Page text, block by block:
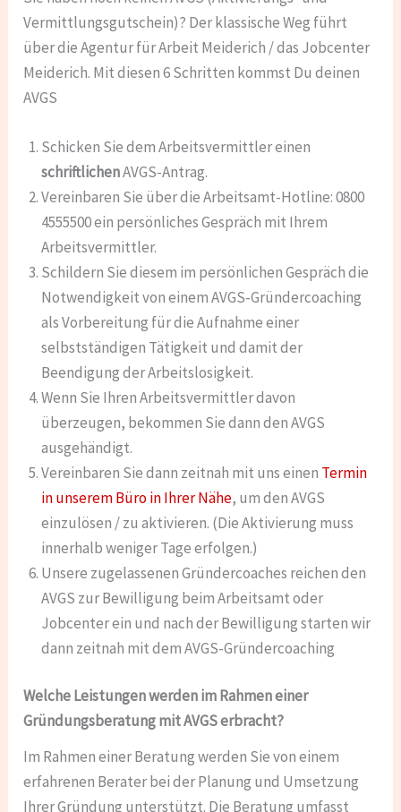
Vermittlungsgutschein)? Der klassische Weg führt
über die Agentur für Arbeit Meiderich / das Jobcenter
Meiderich. Mit diesen 6 Schritten kommst Du deinen
AVGS
Schicken Sie dem Arbeitsvermittler einen
schriftlichenAVGS-Antrag.
Vereinbaren Sie über die Arbeitsamt-Hotline: 0800
4555500 ein persönliches Gespräch mit Ihrem
Arbeitsvermittler.
Schildern Sie diesem im persönlichen Gespräch die
Notwendigkeit von einem AVGS-Gründercoaching
als Vorbereitung für die Aufnahme einer
selbstständigen Tätigkeit und damit der
Beendigung der Arbeitslosigkeit.
Wenn Sie Ihren Arbeitsvermittler davon
überzeugen, bekommen Sie dann den AVGS
ausgehändigt.
Vereinbaren Sie dann zeitnah mit uns einen Termin
in unserem Büro in Ihrer Nähe, um den AVGS
einzulösen / zu aktivieren. (Die Aktivierung muss
innerhalb weniger Tage erfolgen.)
Unsere zugelassenen Gründercoaches reichen den
AVGS zur Bewilligung beim Arbeitsamt oder
Jobcenter ein und nach der Bewilligung starten wir
dann zeitnah mit dem AVGS-Gründercoaching
Welche Leistungen werden im Rahmen einer
Gründungsberatung mit AVGS erbracht?
Im Rahmen einer Beratung werden Sie von einem
erfahrenen Berater bei der Planung und Umsetzung
Ihrer Gründung unterstützt. Die Beratung umfasst